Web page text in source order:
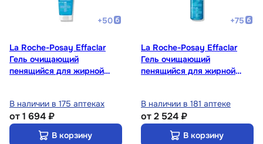
+50
La Roche-Posay Effaclar
Гель очищающий
пенящийся для жирной
В наличии в 175 аптеках
от1 694 ₽
В корзину
+75
La Roche-Posay Effaclar
Гель очищающий
пенящийся для жирной
В наличии в 181 аптеке
от2 524 ₽
В корзину